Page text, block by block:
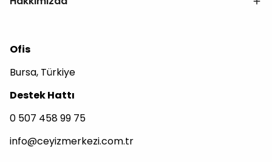
Ofis
Bursa, Türkiye
Destek Hattı
0 507 458 99 75
info@ceyizmerkezi.com.tr